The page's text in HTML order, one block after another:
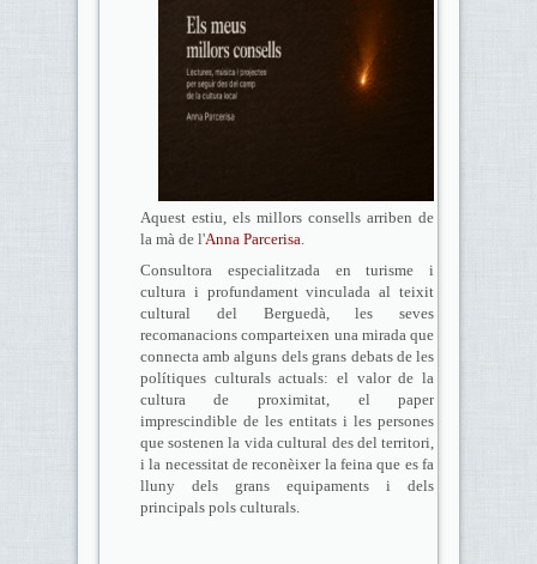
Aquest estiu, els millors consells arriben de
la mà de l'Anna Parcerisa.
Consultora especialitzada en turisme i
cultura i profundament vinculada al teixit
cultural del Berguedà, les seves
recomanacions comparteixen una mirada que
connecta amb alguns dels grans debats de les
polítiques culturals actuals: el valor de la
cultura de proximitat, el paper
imprescindible de les entitats i les persones
que sostenen la vida cultural des del territori,
i la necessitat de reconèixer la feina que es fa
lluny dels grans equipaments i dels
principals pols culturals.